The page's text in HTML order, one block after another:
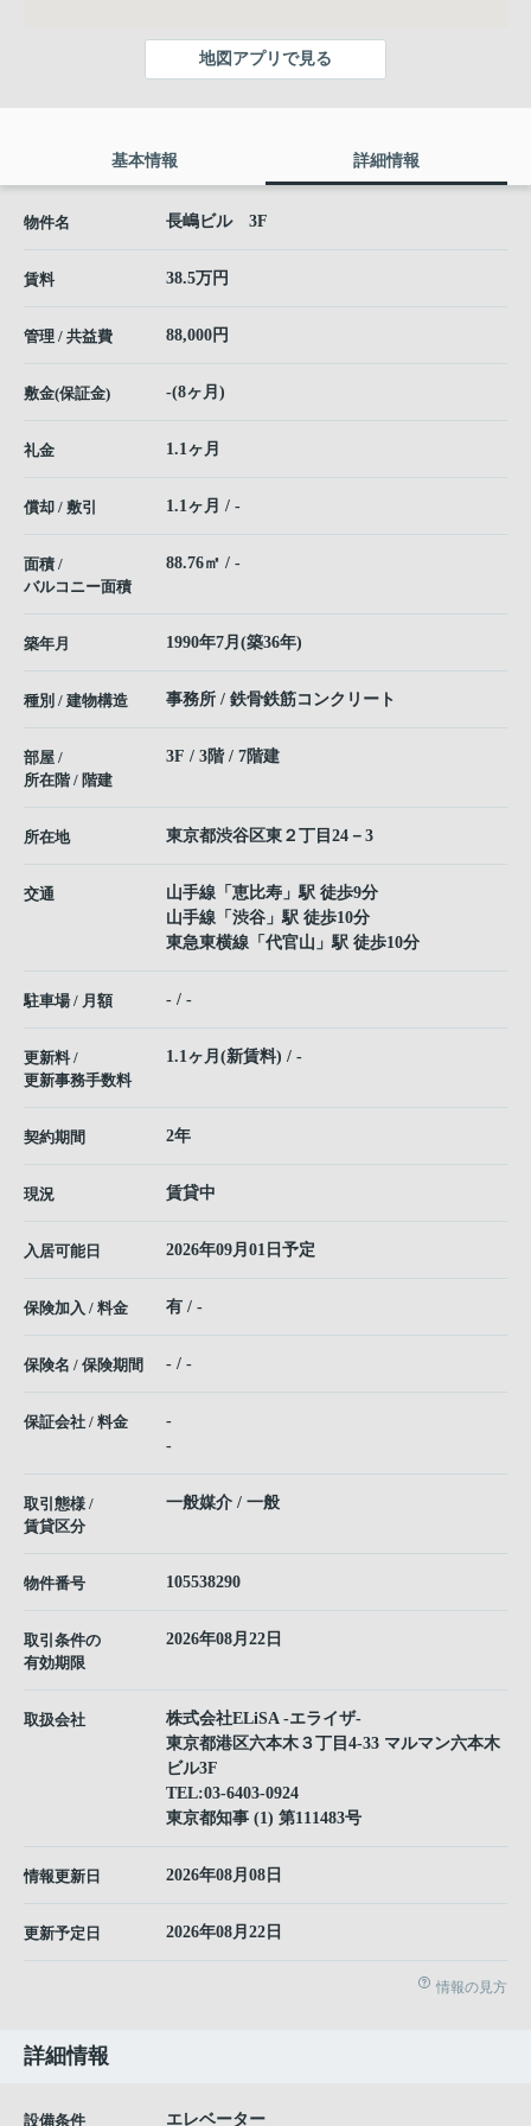
地図アプリで見る
基本情報 詳細情報
物件名 長嶋ビル 3F
賃料 38.5万円
管理 / 共益費 88,000円
敷金(保証金) -(8ヶ月)
礼金 1.1ヶ月
償却 / 敷引 1.1ヶ月 / -
面積 /
バルコニー面積
88.76㎡ / -
築年月 1990年7月(築36年)
種別 / 建物構造 事務所 / 鉄骨鉄筋コンクリート
部屋 /
所在階 / 階建
3F / 3階 / 7階建
所在地 東京都渋谷区東 ２丁目24－3
交通 山手線 「 恵比寿 」駅 徒歩9分
山手線 「 渋谷 」駅 徒歩10分
東急東横線 「 代官山 」駅 徒歩10分
駐車場 / 月額 - / -
更新料 /
更新事務手数料
1.1ヶ月(新賃料) / -
契約期間 2年
現況 賃貸中
入居可能日 2026年09月01日予定
保険加入 / 料金 有 / -
保険名 / 保険期間 - / -
保証会社 / 料金
-
-
取引態様 /
賃貸区分
一般媒介 / 一般
物件番号 105538290
取引条件の
有効期限
2026年08月22日
取扱会社
株式会社ELiSA -エライザ-
東京都港区六本木３丁目4-33 マルマン六本木
ビル3F
TEL:03-6403-0924
東京都知事 (1) 第111483号
情報更新日 2026年08月08日
更新予定日 2026年08月22日
情報の見方
詳細情報
設備条件 エレベーター